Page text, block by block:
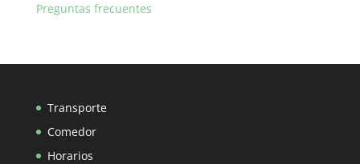
Preguntas frecuentes
Transporte
Comedor
Horarios